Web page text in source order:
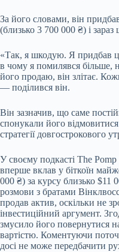
За його словами, він
(близько 3 700 000 ₴) і
«Так, я шкодую. Я придбав
в чому я помилявся більше,
його продаю, він злітає.
— поділився він.
Він зазначив, що саме
спонукали його відмовитися
стратегії довгострокового
У своєму подкасті The
вперше вклав у біткоїн
000 ₴) за курсу близько $11
розмови з братами
продав актив, оскільки не
інвестиційний аргумент.
змусило його повернутися
вартістю. Коментуючи
досі не може передбачити